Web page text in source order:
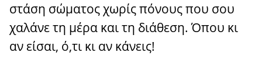
στάση σώματος χωρίς πόνους που σου
χαλάνε τη μέρα και τη διάθεση. Όπου κι
αν είσαι, ό,τι κι αν κάνεις!